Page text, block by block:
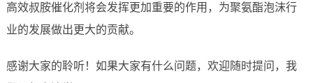
高效叔胺催化剂将会发挥更加重要的作用，为聚氨酯泡沫行
业的发展做出更大的贡献。
感谢大家的聆听！如果大家有什么问题，欢迎随时提问，我